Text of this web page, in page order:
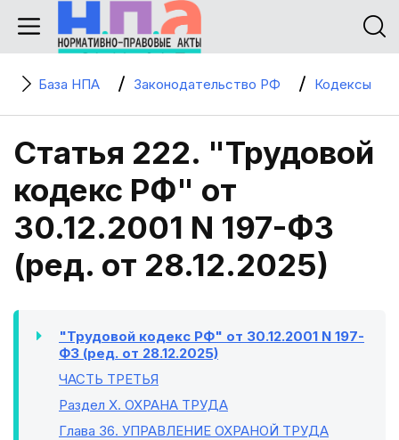
База НПА Законодательство РФ Кодексы
Статья 222. "Трудовой
кодекс РФ" от
30.12.2001 N 197-ФЗ
(ред. от 28.12.2025)
"Трудовой кодекс РФ" от 30.12.2001 N 197-
ФЗ (ред. от 28.12.2025)
ЧАСТЬ ТРЕТЬЯ
Раздел X. ОХРАНА ТРУДА
Глава 36. УПРАВЛЕНИЕ ОХРАНОЙ ТРУДА